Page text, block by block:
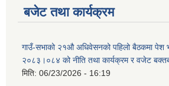
बजेट तथा कार्यक्रम
गाउँ-सभाको २१औ अधिवेसनको पहिलो बैठकमा पेश
२०८३।०८४ को नीति तथा कार्यक्रम र वजेट
मिति: 06/23/2026 - 16:19